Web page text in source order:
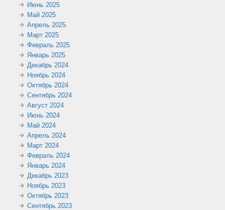
Июнь 2025
Май 2025
Апрель 2025
Март 2025
Февраль 2025
Январь 2025
Декабрь 2024
Ноябрь 2024
Октябрь 2024
Сентябрь 2024
Август 2024
Июнь 2024
Май 2024
Апрель 2024
Март 2024
Февраль 2024
Январь 2024
Декабрь 2023
Ноябрь 2023
Октябрь 2023
Сентябрь 2023